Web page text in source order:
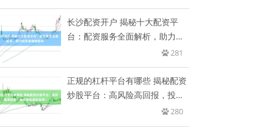
长沙配资开户 揭秘十大配资平
台：配资服务全面解析，助力投
281
正规的杠杆平台有哪些 揭秘配资
炒股平台：高风险高回报，投资
280